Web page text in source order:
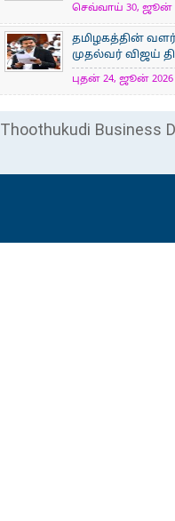
செவ்வாய் 30, ஜூன்
தமிழகத்தின்
முதல்வர் விஜய்
புதன் 24, ஜூன் 2026
Thoothukudi Business